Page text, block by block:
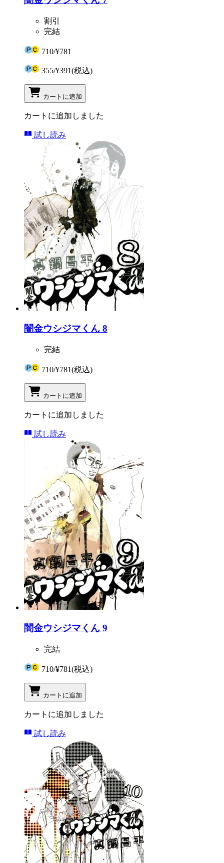
割引
完結
710/¥781
355/¥391(税込)
カートに追加
カートに追加しました
試し読み
闇金ウシジマくん 8
完結
710/¥781(税込)
カートに追加
カートに追加しました
試し読み
闇金ウシジマくん 9
完結
710/¥781(税込)
カートに追加
カートに追加しました
試し読み